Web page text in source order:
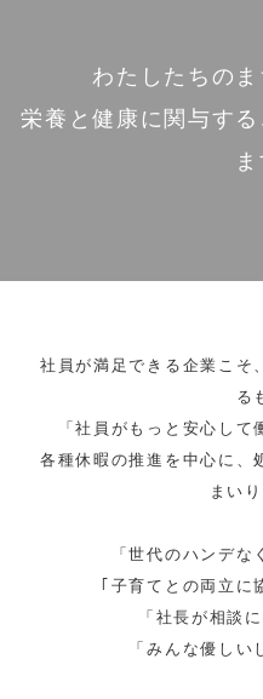
わたしたちの
栄養と健康に関与す
ま
社員が満足できる企業こそ
る
「社員がもっと安心し
各種休暇の推進を中心に、
まい
「世代のハンデな
｢子育てとの両立に
「社長が相談
「みんな優しい